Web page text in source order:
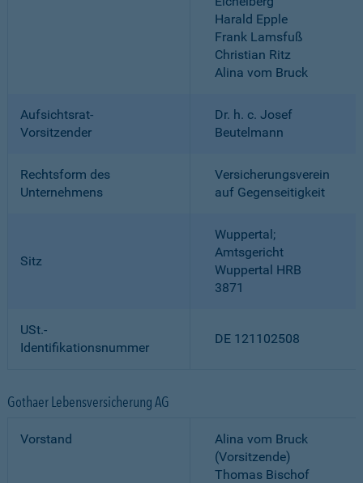
Harald Epple
Frank Lamsfuß
Christian Ritz
Alina vom Bruck
Aufsichtsrat-
Vorsitzender
Dr. h. c. Josef
Beutelmann
Rechtsform des
Unternehmens
Versicherungsverein
auf Gegenseitigkeit
Sitz
Wuppertal;
Amtsgericht
Wuppertal HRB
3871
USt.-
Identifikationsnummer
DE 121102508
Gothaer Lebensversicherung AG
Vorstand
Alina vom Bruck
(Vorsitzende)
Thomas Bischof